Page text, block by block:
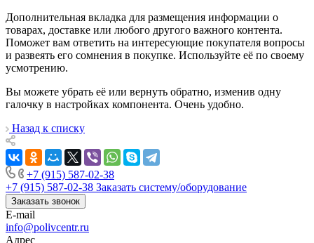
Дополнительная вкладка для размещения информации о
товарах, доставке или любого другого важного контента.
Поможет вам ответить на интересующие покупателя вопросы
и развеять его сомнения в покупке. Используйте её по своему
усмотрению.
Вы можете убрать её или вернуть обратно, изменив одну
галочку в настройках компонента. Очень удобно.
Назад к списку
+7 (915) 587-02-38
+7 (915) 587-02-38 Заказать систему/оборудование
Заказать звонок
E-mail
info@polivcentr.ru
Адрес